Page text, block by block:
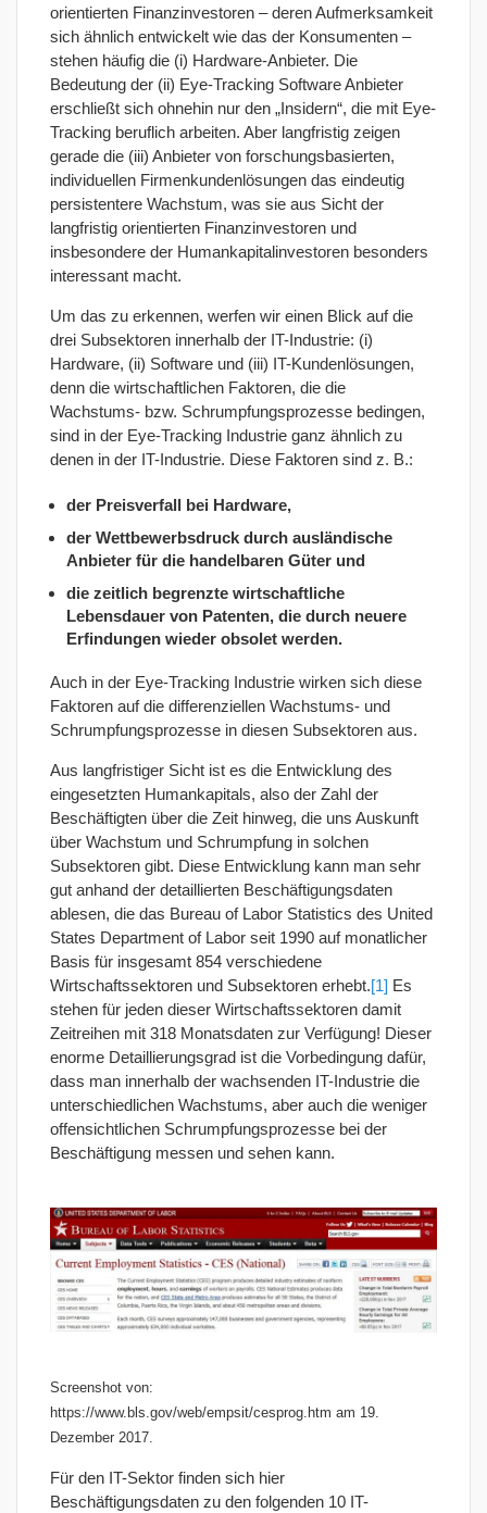
orientierten Finanzinvestoren – deren Aufmerksamkeit
sich ähnlich entwickelt wie das der Konsumenten –
stehen häufig die (i) Hardware-Anbieter. Die
Bedeutung der (ii) Eye-Tracking Software Anbieter
erschließt sich ohnehin nur den „Insidern“, die mit Eye-
Tracking beruflich arbeiten. Aber langfristig zeigen
gerade die (iii) Anbieter von forschungsbasierten,
individuellen Firmenkundenlösungen das eindeutig
persistentere Wachstum, was sie aus Sicht der
langfristig orientierten Finanzinvestoren und
insbesondere der Humankapitalinvestoren besonders
interessant macht.
Um das zu erkennen, werfen wir einen Blick auf die
drei Subsektoren innerhalb der IT-Industrie: (i)
Hardware, (ii) Software und (iii) IT-Kundenlösungen,
denn die wirtschaftlichen Faktoren, die die
Wachstums- bzw. Schrumpfungsprozesse bedingen,
sind in der Eye-Tracking Industrie ganz ähnlich zu
denen in der IT-Industrie. Diese Faktoren sind z. B.:
der Preisverfall bei Hardware,
der Wettbewerbsdruck durch ausländische
Anbieter für die handelbaren Güter und
die zeitlich begrenzte wirtschaftliche
Lebensdauer von Patenten, die durch neuere
Erfindungen wieder obsolet werden.
Auch in der Eye-Tracking Industrie wirken sich diese
Faktoren auf die differenziellen Wachstums- und
Schrumpfungsprozesse in diesen Subsektoren aus.
Aus langfristiger Sicht ist es die Entwicklung des
eingesetzten Humankapitals, also der Zahl der
Beschäftigten über die Zeit hinweg, die uns Auskunft
über Wachstum und Schrumpfung in solchen
Subsektoren gibt. Diese Entwicklung kann man sehr
gut anhand der detaillierten Beschäftigungsdaten
ablesen, die das Bureau of Labor Statistics des United
States Department of Labor seit 1990 auf monatlicher
Basis für insgesamt 854 verschiedene
Wirtschaftssektoren und Subsektoren erhebt.[1] Es
stehen für jeden dieser Wirtschaftssektoren damit
Zeitreihen mit 318 Monatsdaten zur Verfügung! Dieser
enorme Detaillierungsgrad ist die Vorbedingung dafür,
dass man innerhalb der wachsenden IT-Industrie die
unterschiedlichen Wachstums, aber auch die weniger
offensichtlichen Schrumpfungsprozesse bei der
Beschäftigung messen und sehen kann.
Screenshot von:
https://www.bls.gov/web/empsit/cesprog.htm am 19.
Dezember 2017.
Für den IT-Sektor finden sich hier
Beschäftigungsdaten zu den folgenden 10 IT-